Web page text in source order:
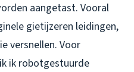
aangetast. Vooral
gietijzeren leidingen,
versnellen. Voor
ik robotgestuurde